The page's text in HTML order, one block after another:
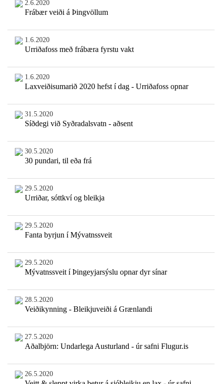
2.6.2020
Frábær veiði á Þingvöllum
1.6.2020
Urriðafoss með frábæra fyrstu vakt
1.6.2020
Laxveiðisumarið 2020 hefst í dag - Urriðafoss opnar
31.5.2020
Síðdegi við Syðradalsvatn - aðsent
30.5.2020
30 pundari, til eða frá
29.5.2020
Urriðar, sóttkví og bleikja
29.5.2020
Fanta byrjun í Mývatnssveit
29.5.2020
Mývatnssveit í Þingeyjarsýslu opnar dyr sínar
28.5.2020
Veiðikynning - Bleikjuveiði á Grænlandi
27.5.2020
Aðalbjörn: Undarlega Austurland - úr safni Flugur.is
26.5.2020